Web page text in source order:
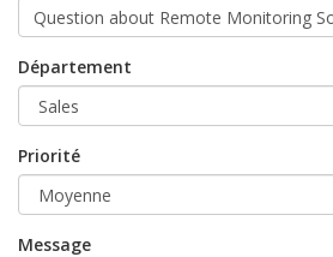
Département
Priorité
Message